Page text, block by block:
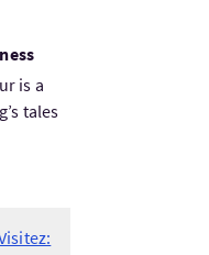
is a
tales